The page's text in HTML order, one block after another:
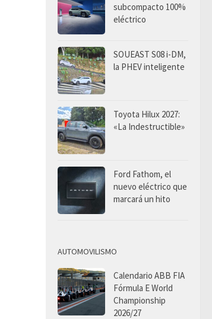
subcompacto 100%
eléctrico
SOUEAST S08 i-DM,
la PHEV inteligente
Toyota Hilux 2027:
«La Indestructible»
Ford Fathom, el
nuevo eléctrico que
marcará un hito
AUTOMOVILISMO
Calendario ABB FIA
Fórmula E World
Championship
2026/27